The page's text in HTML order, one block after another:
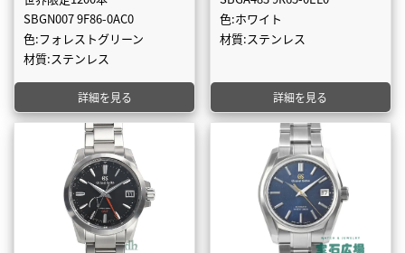
SBGN007 9F86-0AC0
色:フォレストグリーン
材質:ステンレス
詳細を見る
色:ホワイト
材質:ステンレス
詳細を見る